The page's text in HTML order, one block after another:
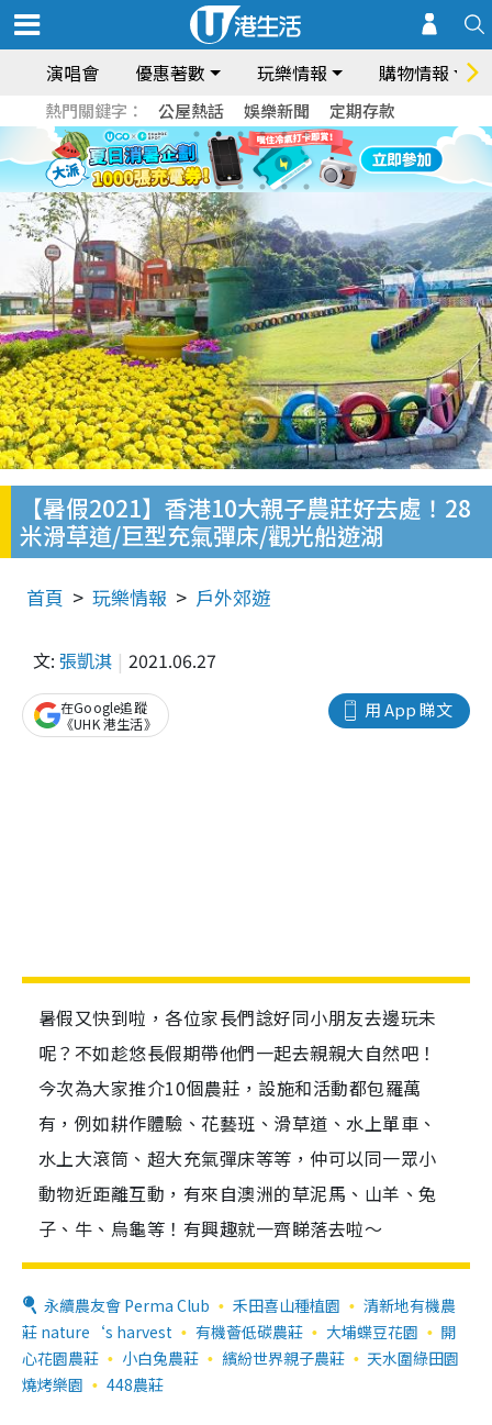
演唱會 優惠著數 玩樂情報 購物情報
熱門關鍵字： 公屋熱話 娛樂新聞 定期存款
【暑假2021】香港10大親子農莊好去處！28
米滑草道/巨型充氣彈床/觀光船遊湖
首頁 玩樂情報 戶外郊遊
文: 張凱淇 2021.06.27
用 App 睇文
在Google追蹤
《UHK 港生活》
暑假又快到啦，各位家長們諗好同小朋友去邊玩未
呢？不如趁悠長假期帶他們一起去親親大自然吧！
今次為大家推介10個農莊，設施和活動都包羅萬
有，例如耕作體驗、花藝班、滑草道、水上單車、
水上大滾筒、超大充氣彈床等等，仲可以同一眾小
動物近距離互動，有來自澳洲的草泥馬、山羊、兔
子、牛、烏龜等！有興趣就一齊睇落去啦～
永續農友會 Perma Club 禾田喜山種植園
清新地有機農
莊 nature‘s harvest
有機薈低碳農莊 大埔蝶豆花園
開
心花園農莊
小白兔農莊 繽紛世界親子農莊
天水圍綠田園
燒烤樂園
448農莊